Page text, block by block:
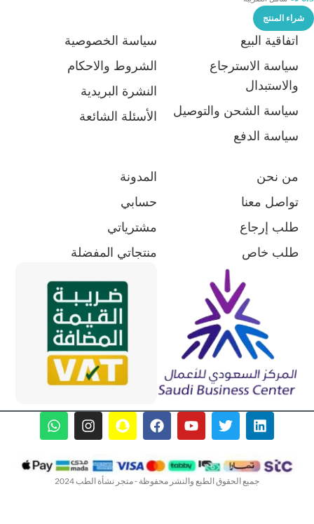
شراء المنتج
اتفاقية البيع
سياسة الاسترجاع
والاستبدال
سياسة الشحن والتوصيل
سياسة الدفع
سياسة الخصوصية
الشروط والاحكام
النشرة البريدية
الأسئلة الشائعة
من نحن
تواصل معنا
طلب إرجاع
طلب خاص
المدونة
حسابي
مشترياتي
منتجاتي المفضلة
جميع الحقوق الطبع والنشر محفوظة - متجر نشأة الطب 2024